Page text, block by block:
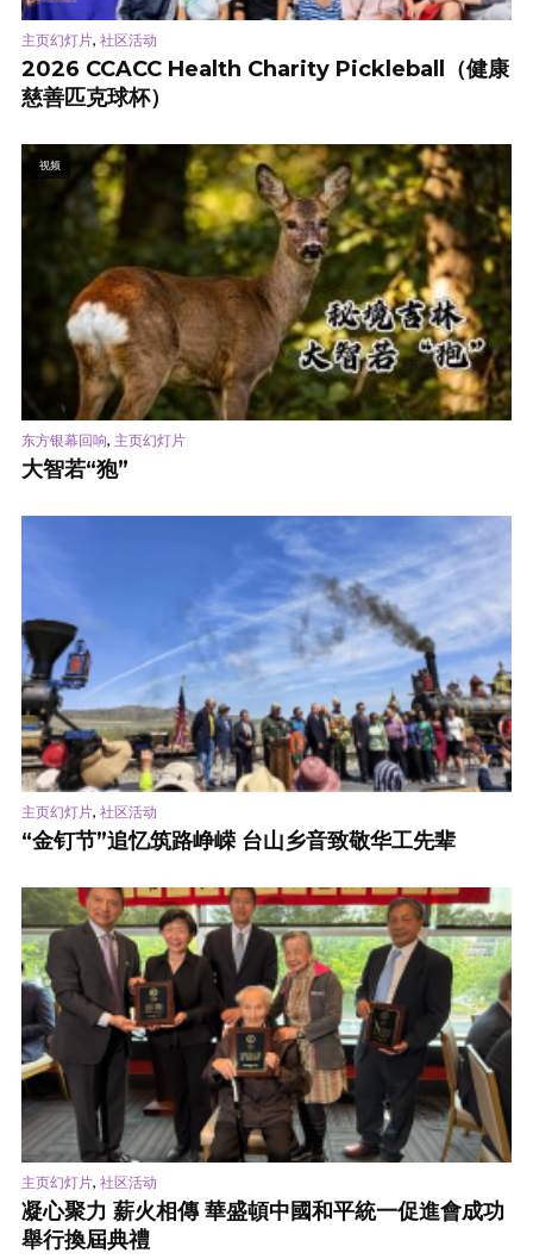
主页幻灯片, 社区活动
2026 CCACC Health Charity Pickleball（健康
慈善匹克球杯）
视频
东方银幕回响, 主页幻灯片
大智若“狍”
主页幻灯片, 社区活动
“金钉节”追忆筑路峥嵘 台山乡音致敬华工先辈
主页幻灯片, 社区活动
凝心聚力 薪火相傳 華盛頓中國和平統一促進會成功
舉行換屆典禮